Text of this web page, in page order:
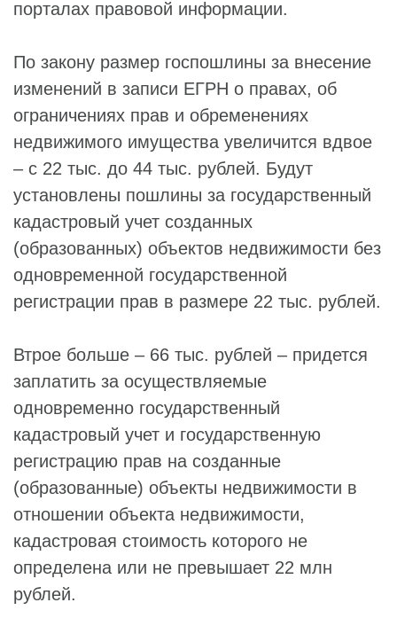
порталах правовой информации.
По закону размер госпошлины за внесение
изменений в записи ЕГРН о правах, об
ограничениях прав и обременениях
недвижимого имущества увеличится вдвое
– с 22 тыс. до 44 тыс. рублей. Будут
установлены пошлины за государственный
кадастровый учет созданных
(образованных) объектов недвижимости без
одновременной государственной
регистрации прав в размере 22 тыс. рублей.
Втрое больше – 66 тыс. рублей – придется
заплатить за осуществляемые
одновременно государственный
кадастровый учет и государственную
регистрацию прав на созданные
(образованные) объекты недвижимости в
отношении объекта недвижимости,
кадастровая стоимость которого не
определена или не превышает 22 млн
рублей.